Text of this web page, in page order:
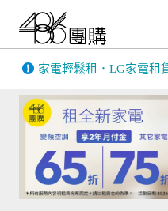
家電輕鬆租．LG家電租